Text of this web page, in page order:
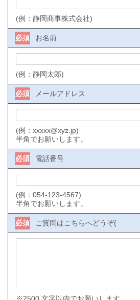
(例：静岡商事株式会社)
お名前
必須
(例：静岡太郎)
メールアドレス
必須
(例：xxxxx@xyz.jp)
半角でお願いします。
電話番号
必須
(例：054-123-4567)
半角でお願いします。
ご質問はこちらへどうぞ(
必須
※2500 文字以内でお願いします